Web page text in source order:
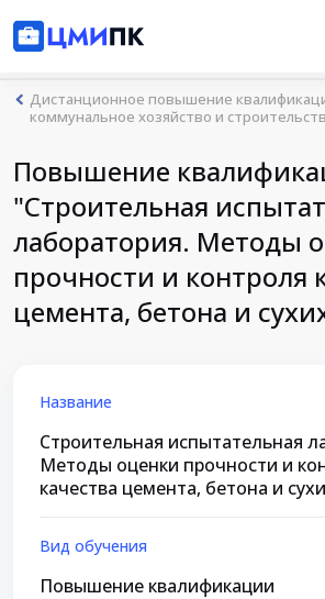
Дистанционное повышение
коммунальное хозяйство и
Повышение
"Строительная
лаборатория. Методы
прочности и контроля
цемента, бетона и
Название
Строительная испытательная
Методы оценки прочности и
качества цемента, бетона и
Вид обучения
Повышение квалификации